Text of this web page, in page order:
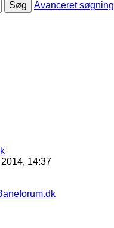
Søg
Avanceret søgning
14:37